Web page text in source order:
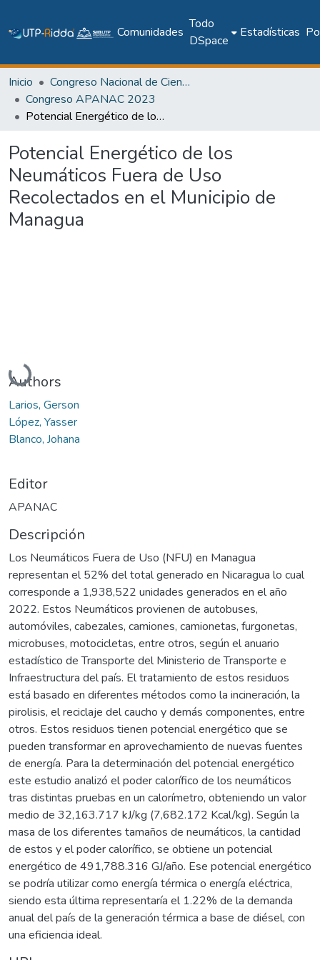
Comunidades
Todo
DSpace
Estadísticas
Inicio
Congreso Nacional de Ciencia y Tecnología – APANAC
Congreso APANAC 2023
Potencial Energético de los Neumáticos Fuera de Uso Recolectados en el Municipio de Managua
Potencial Energético de los
Neumáticos Fuera de Uso
Recolectados en el Municipio de
Managua
Cargando...
Authors
Larios, Gerson
López, Yasser
Blanco, Johana
Editor
APANAC
Descripción
Los Neumáticos Fuera de Uso (NFU) en Managua
representan el 52% del total generado en Nicaragua lo cual
corresponde a 1,938,522 unidades generados en el año
2022. Estos Neumáticos provienen de autobuses,
automóviles, cabezales, camiones, camionetas, furgonetas,
microbuses, motocicletas, entre otros, según el anuario
estadístico de Transporte del Ministerio de Transporte e
Infraestructura del país. El tratamiento de estos residuos
está basado en diferentes métodos como la incineración, la
pirolisis, el reciclaje del caucho y demás componentes, entre
otros. Estos residuos tienen potencial energético que se
pueden transformar en aprovechamiento de nuevas fuentes
de energía. Para la determinación del potencial energético
este estudio analizó el poder calorífico de los neumáticos
tras distintas pruebas en un calorímetro, obteniendo un valor
medio de 32,163.717 kJ/kg (7,682.172 Kcal/kg). Según la
masa de los diferentes tamaños de neumáticos, la cantidad
de estos y el poder calorífico, se obtiene un potencial
energético de 491,788.316 GJ/año. Ese potencial energético
se podría utilizar como energía térmica o energía eléctrica,
siendo esta última representaría el 1.22% de la demanda
anual del país de la generación térmica a base de diésel, con
una eficiencia ideal.